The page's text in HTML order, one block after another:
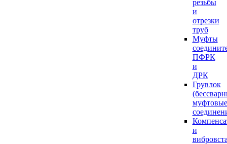
резьбы
и
отрезки
труб
Муфты
ПФРК
и
ДРК
Грувлок
муфтовые
и